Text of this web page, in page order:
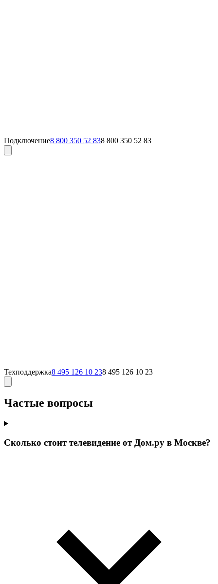
Подключение8 800 350 52 838 800 350 52 83
Техподдержка8 495 126 10 238 495 126 10 23
Частые вопросы
Сколько стоит телевидение от Дом.ру в Москве?